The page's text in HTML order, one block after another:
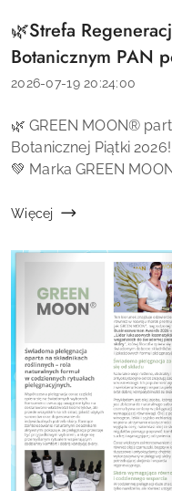
Tytuł
artykułu:
🌿Strefa
Botanicznym PAN
Data
2026-07-19 20:24:00
Treść
artykułu:
🌿 GREEN MOON®
Botanicznej Piątki
💚 Marka GREEN
która odbyła się w
Więcej